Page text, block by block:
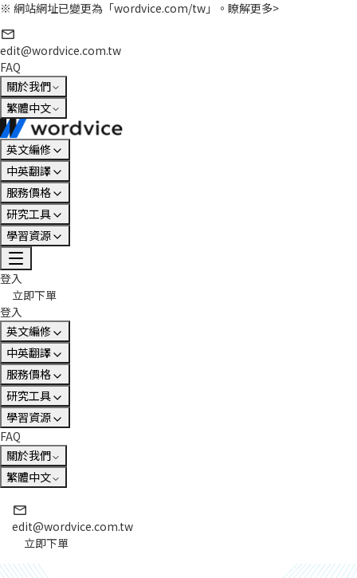
※ 網站網址已變更為「wordvice.com/tw」。 瞭解更多>
edit@wordvice.com.tw
FAQ
關於我們
繁體中文
英文編修
中英翻譯
服務價格
研究工具
學習資源
登入
立即下單
登入
英文編修
中英翻譯
服務價格
研究工具
學習資源
FAQ
關於我們
繁體中文
edit@wordvice.com.tw
立即下單